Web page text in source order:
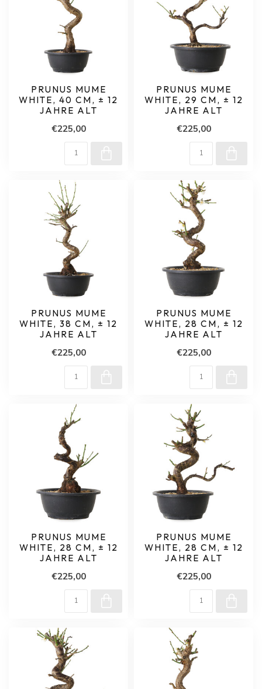
PRUNUS MUME
WHITE, 40 CM, ± 12
JAHRE ALT
€225,00
PRUNUS MUME
WHITE, 29 CM, ± 12
JAHRE ALT
€225,00
PRUNUS MUME
WHITE, 38 CM, ± 12
JAHRE ALT
€225,00
PRUNUS MUME
WHITE, 28 CM, ± 12
JAHRE ALT
€225,00
PRUNUS MUME
WHITE, 28 CM, ± 12
JAHRE ALT
€225,00
PRUNUS MUME
WHITE, 28 CM, ± 12
JAHRE ALT
€225,00